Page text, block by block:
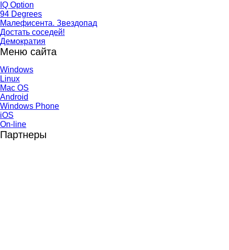
IQ Option
94 Degrees
Малефисента. Звездопад
Достать соседей!
Демократия
Меню сайта
Windows
Linux
Mac OS
Android
Windows Phone
iOS
On-line
Партнеры